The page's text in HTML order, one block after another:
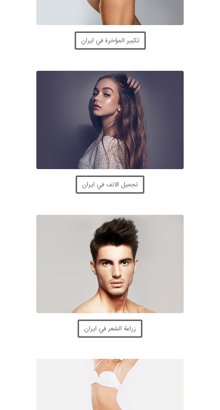
تكبير المؤخرة في ايران
تجميل الانف في ايران
زراعة الشعر في ايران